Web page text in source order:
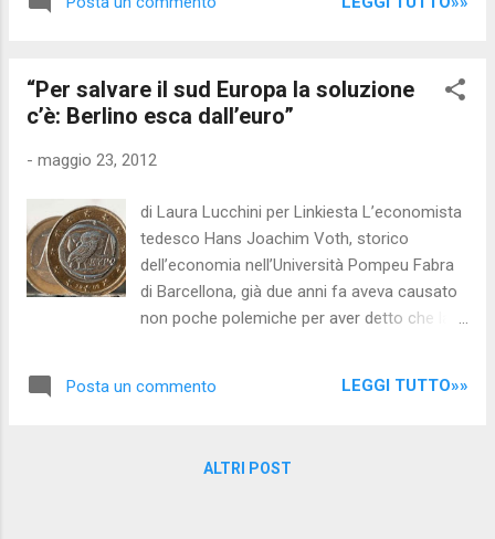
scandalo delle protesi francesi. In Italia il 5%
oggi l’intervento di mastoplastica additiva per
legge sarà prerogativa dei soli adulti. Il
dall’allora ministro della Salute Ferruccio
registri regionali degli impianti protesici
mammari e introduce il divieto di intervento
di plastica al seno ai minori è stato provato
all’unanimità dalla commissione Affari
sociali della Camera dopo essere stato
sulla Gazzetta ufficiale quindi entrerà in
“Per salvare il sud Europa la soluzione
c’è: Berlino esca dall’euro”
- maggio 23, 2012
di Laura Lucchini per Linkiesta L’economista
tedesco Hans Joachim Voth, storico
dell’economia nell’Università Pompeu Fabra
di Barcellona, già due anni fa aveva causato
non poche polemiche per aver detto che la
soluzione: eviterebbe l’implosione delle
proprie esportazioni. Dal mio punto di vista è
Posta un commento LEGGI TUTTO»»
ALTRI POST